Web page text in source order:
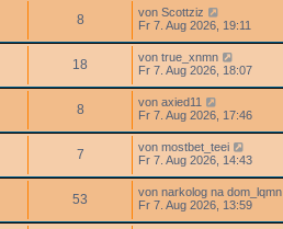
8 von Scottziz
Fr 7. Aug 2026, 19:11
18 von true_xnmn
Fr 7. Aug 2026, 18:07
8 von axied11
Fr 7. Aug 2026, 17:46
7 von mostbet_teei
Fr 7. Aug 2026, 14:43
53 von narkolog na dom_lqmn
Fr 7. Aug 2026, 13:59